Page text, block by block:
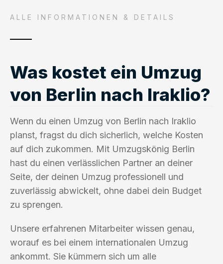
ALLE INFORMATIONEN & DETAILS
Was kostet ein Umzug
von Berlin nach Iraklio?
Wenn du einen Umzug von Berlin nach Iraklio
planst, fragst du dich sicherlich, welche Kosten
auf dich zukommen. Mit Umzugskönig Berlin
hast du einen verlässlichen Partner an deiner
Seite, der deinen Umzug professionell und
zuverlässig abwickelt, ohne dabei dein Budget
zu sprengen.
Unsere erfahrenen Mitarbeiter wissen genau,
worauf es bei einem internationalen Umzug
ankommt. Sie kümmern sich um alle